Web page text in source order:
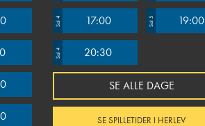
Sal 4 17:00 Sal 5 19:00
Sal 4 20:30
SE ALLE DAGE
SE SPILLETIDER I HERLEV